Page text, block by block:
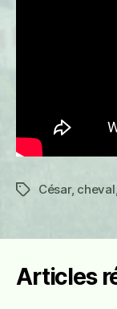
Étiquettes
César, cheval,
Articles